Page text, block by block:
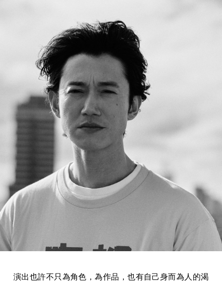
演出也許不只為角色，為作品，也有自己身而為人的渴